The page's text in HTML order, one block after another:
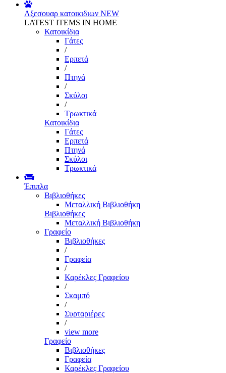
Αξεσουαρ κατοικιδιων NEW
LATEST ITEMS IN HOME
Κατοικίδια
Γάτες
/
Ερπετά
/
Πτηνά
/
Σκύλοι
/
Τρωκτικά
Κατοικίδια
Γάτες
Ερπετά
Πτηνά
Σκύλοι
Τρωκτικά
Έπιπλα
Βιβλιοθήκες
Μεταλλική Βιβλιοθήκη
Βιβλιοθήκες
Μεταλλική Βιβλιοθήκη
Γραφείο
Βιβλιοθήκες
/
Γραφεία
/
Καρέκλες Γραφείου
/
Σκαμπό
/
Συρταριέρες
/
view more
Γραφείο
Βιβλιοθήκες
Γραφεία
Καρέκλες Γραφείου